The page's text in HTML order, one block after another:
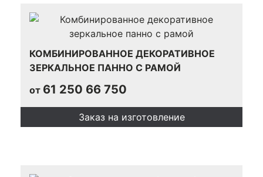
КОМБИНИРОВАННОЕ ДЕКОРАТИВНОЕ
ЗЕРКАЛЬНОЕ ПАННО С РАМОЙ
от 61 250 66 750
Заказ на изготовление